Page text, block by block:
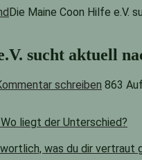
Die Maine Coon Hilfe e.V.
sucht aktuell
schreiben 863
liegt der Unterschied?
was du dir vertraut